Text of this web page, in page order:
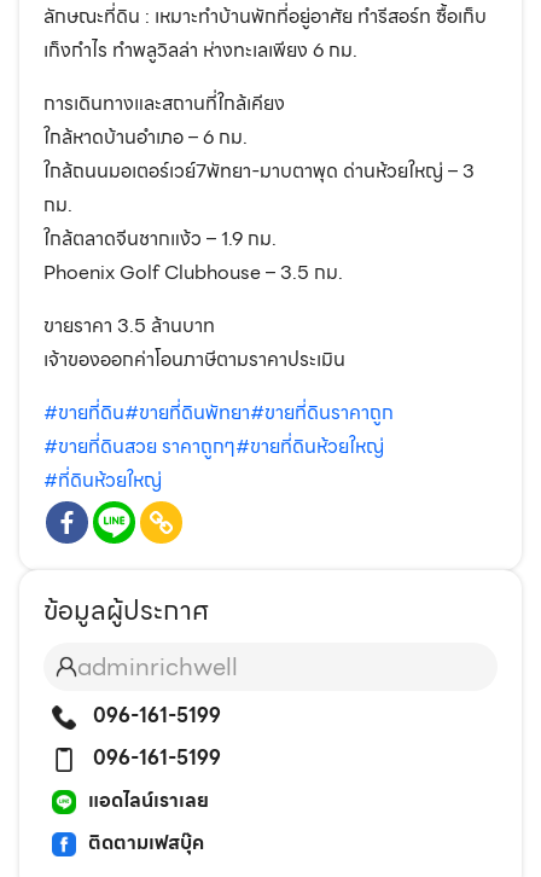
ลักษณะที่ดิน : เหมาะทําบ้านพักที่อยู่อาศัย ทำรีสอร์ท ซื้อเก็บ
เก็งกำไร ทำพลูวิลล่า ห่างทะเลเพียง 6 กม.
การเดินทางและสถานที่ใกล้เคียง
ใกล้หาดบ้านอำเภอ – 6 กม.
ใกล้ถนนมอเตอร์เวย์7พัทยา-มาบตาพุด ด่านห้วยใหญ่ – 3
กม.
ใกล้ตลาดจีนชากแง้ว – 1.9 กม.
Phoenix Golf Clubhouse – 3.5 กม.
ขายราคา 3.5 ล้านบาท
เจ้าของออกค่าโอนภาษีตามราคาประเมิน
#ขายที่ดิน#ขายที่ดินพัทยา#ขายที่ดินราคาถูก
#ขายที่ดินสวย ราคาถูกๆ#ขายที่ดินห้วยใหญ่
#ที่ดินห้วยใหญ่
ข้อมูลผู้ประกาศ
adminrichwell
096-161-5199
096-161-5199
แอดไลน์เราเลย
ติดตามเฟสบุ๊ค